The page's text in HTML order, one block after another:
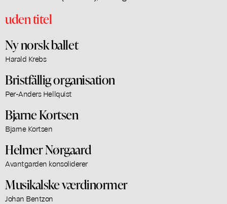
uden titel
Ny norsk ballet
Harald Krebs
Bristfällig organisation
Per-Anders Hellquist
Bjarne Kortsen
Bjarne Kortsen
Helmer Nørgaard
Avantgarden konsoliderer
Musikalske værdinormer
Johan Bentzon